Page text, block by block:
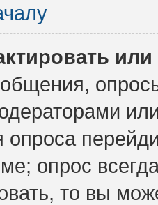
опроса
опрос
то вы